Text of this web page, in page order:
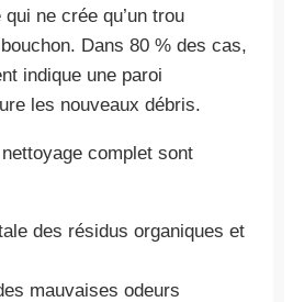
ne crée qu’un trou
Dans 80 % des cas,
indique une paroi
les nouveaux débris.
complet sont
des résidus organiques et
mauvaises odeurs